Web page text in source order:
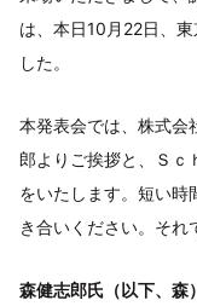
は、本日10月22日、
した。
本発表会では、株式会
郎よりご挨拶と、Ｓｃ
をいたします。短い時
き合いください。それ
森健志郎氏（以下、森）